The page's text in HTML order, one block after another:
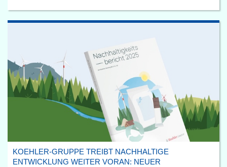
KOEHLER-GRUPPE TREIBT NACHHALTIGE
ENTWICKLUNG WEITER VORAN: NEUER